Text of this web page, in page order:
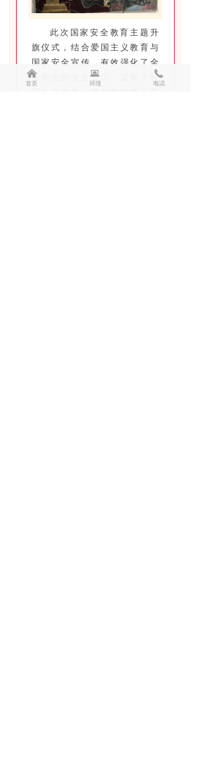
此次国家安全教育主题升
旗仪式，结合爱国主义教育与
国家安全宣传，有效强化了全
体师生的安全意识、凝聚了校
낀
首页
뀵
环境
끅
电话